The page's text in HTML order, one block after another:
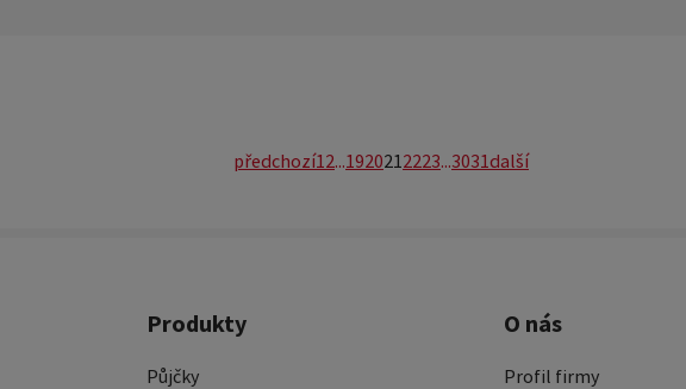
předchozí12...1920212223...3031další
Produkty
Půjčky
O nás
Profil firmy